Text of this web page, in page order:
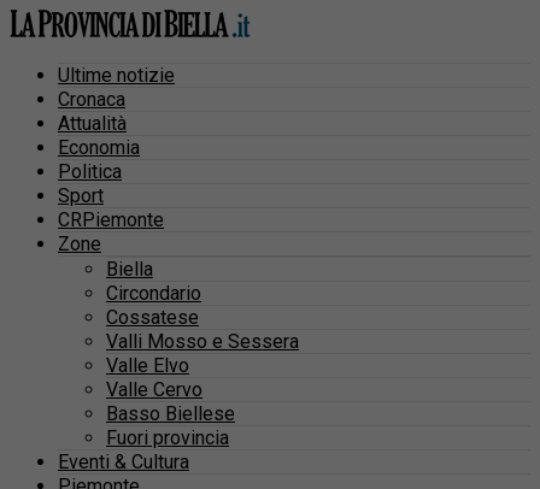
Ultime notizie
Cronaca
Attualità
Economia
Politica
Sport
CRPiemonte
Zone
Biella
Circondario
Cossatese
Valli Mosso e Sessera
Valle Elvo
Valle Cervo
Basso Biellese
Fuori provincia
Eventi & Cultura